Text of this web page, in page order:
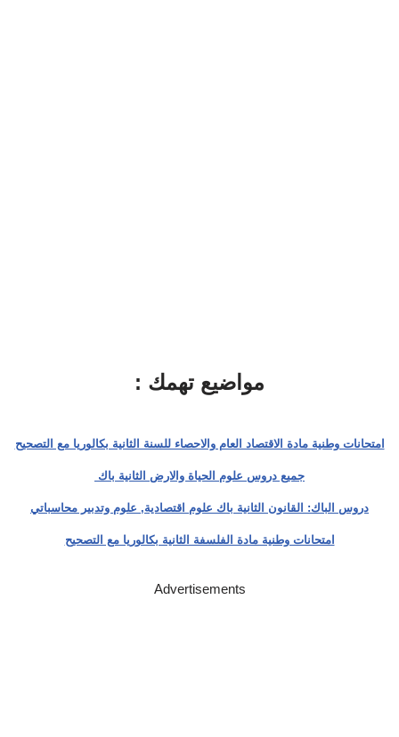
مواضيع تهمك :
امتحانات وطنية مادة الاقتصاد العام والاحصاء للسنة الثانية بكالوريا مع التصحيح
جميع دروس علوم الحياة والارض الثانية باك
دروس الباك: القانون الثانية باك علوم اقتصادية, علوم وتدبير محاسباتي
امتحانات وطنية مادة الفلسفة الثانية بكالوريا مع التصحيح
Advertisements